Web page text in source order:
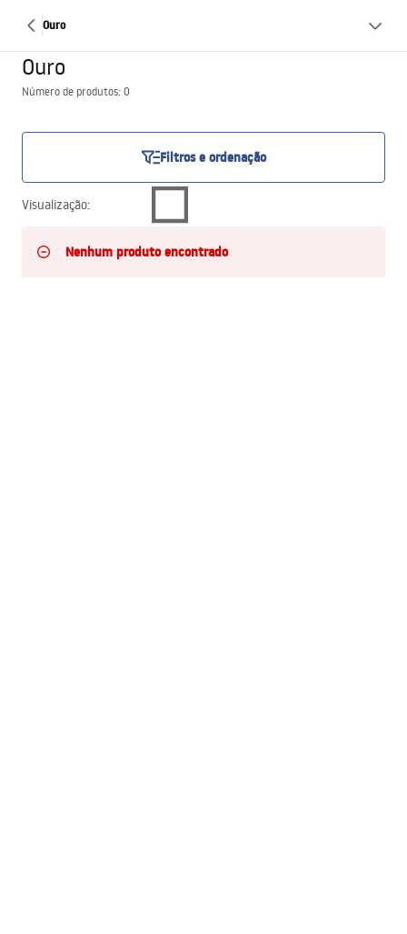
Ouro
Ouro
Número de produtos: 0
Filtros e ordenação
Visualização:
Nenhum produto encontrado